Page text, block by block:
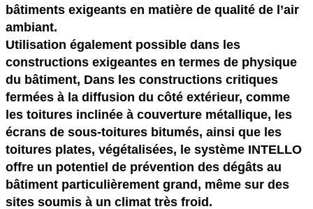
bâtiments exigeants en matière de qualité de l’air
ambiant.
Utilisation également possible dans les
constructions exigeantes en termes de physique
du bâtiment, Dans les constructions critiques
fermées à la diffusion du côté extérieur, comme
les toitures inclinée à couverture métallique, les
écrans de sous-toitures bitumés, ainsi que les
toitures plates, végétalisées, le système INTELLO
offre un potentiel de prévention des dégâts au
bâtiment particulièrement grand, même sur des
sites soumis à un climat très froid.